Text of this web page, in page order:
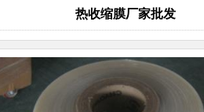
热收缩膜厂家批发